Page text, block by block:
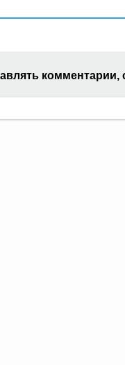
комментарии,